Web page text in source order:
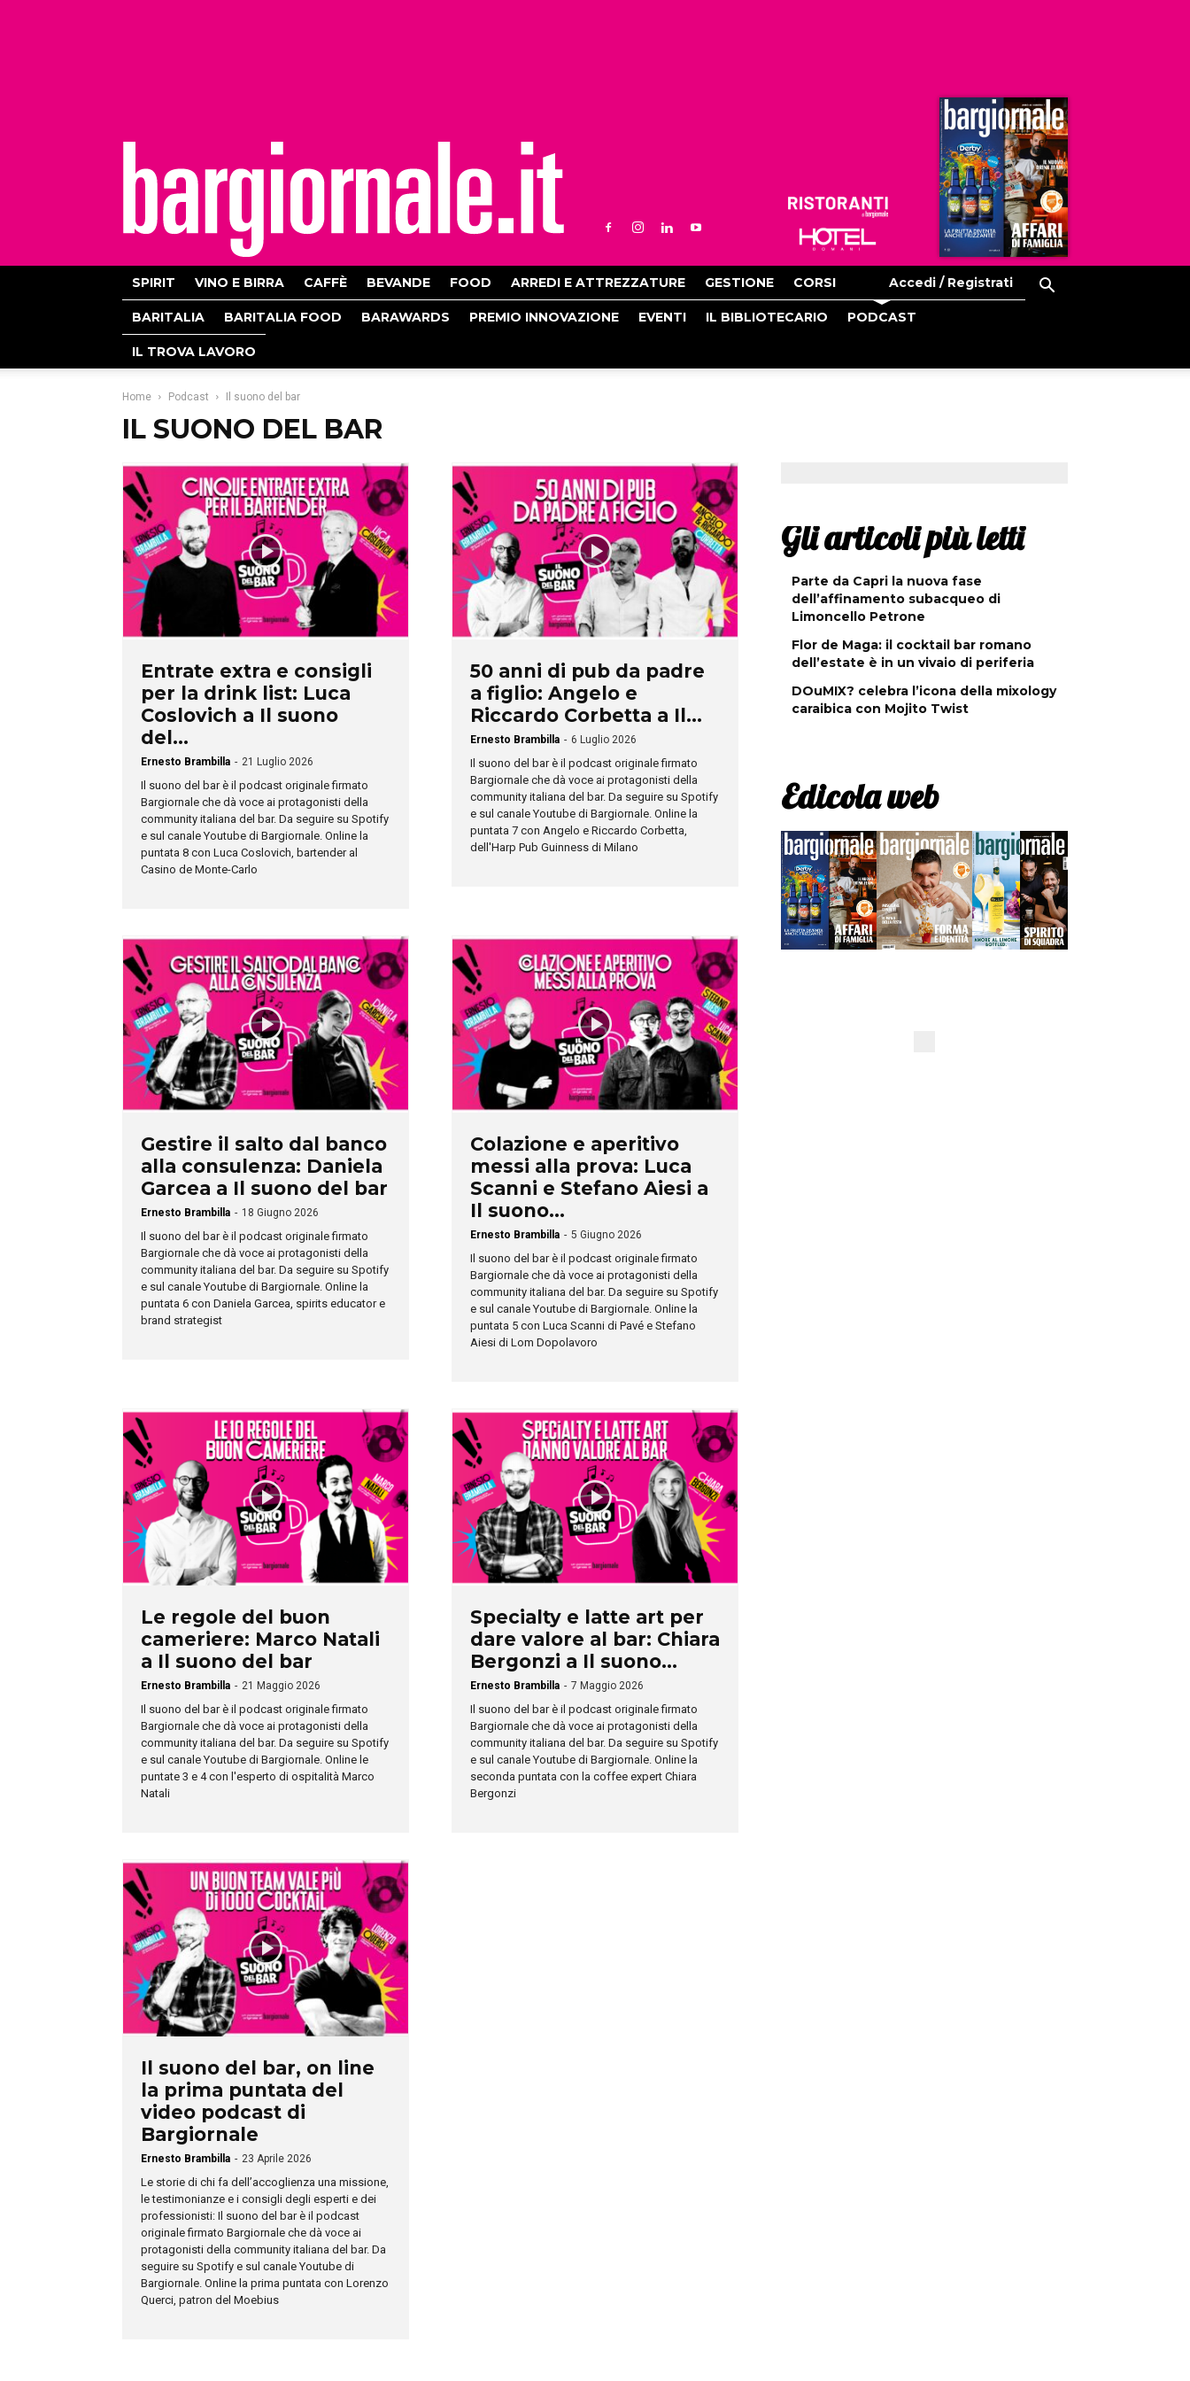
Ristoranti
Hoteldomani
SPIRIT VINO E BIRRA CAFFÈ BEVANDE FOOD ARREDI E ATTREZZATURE GESTIONE CORSI Accedi / Registrati
BARITALIA BARITALIA FOOD BARAWARDS PREMIO INNOVAZIONE EVENTI IL BIBLIOTECARIO PODCAST
IL TROVA LAVORO
Home Podcast Il suono del bar
IL SUONO DEL BAR
Entrate extra e consigli
per la drink list: Luca
Coslovich a Il suono
del...
Ernesto Brambilla - 21 Luglio 2026
Il suono del bar è il podcast originale firmato
Bargiornale che dà voce ai protagonisti della
community italiana del bar. Da seguire su Spotify
e sul canale Youtube di Bargiornale. Online la
puntata 8 con Luca Coslovich, bartender al
Casino de Monte-Carlo
50 anni di pub da padre
a figlio: Angelo e
Riccardo Corbetta a Il...
Ernesto Brambilla - 6 Luglio 2026
Il suono del bar è il podcast originale firmato
Bargiornale che dà voce ai protagonisti della
community italiana del bar. Da seguire su Spotify
e sul canale Youtube di Bargiornale. Online la
puntata 7 con Angelo e Riccardo Corbetta,
dell'Harp Pub Guinness di Milano
Gestire il salto dal banco
alla consulenza: Daniela
Garcea a Il suono del bar
Ernesto Brambilla - 18 Giugno 2026
Il suono del bar è il podcast originale firmato
Bargiornale che dà voce ai protagonisti della
community italiana del bar. Da seguire su Spotify
e sul canale Youtube di Bargiornale. Online la
puntata 6 con Daniela Garcea, spirits educator e
brand strategist
Colazione e aperitivo
messi alla prova: Luca
Scanni e Stefano Aiesi a
Il suono...
Ernesto Brambilla - 5 Giugno 2026
Il suono del bar è il podcast originale firmato
Bargiornale che dà voce ai protagonisti della
community italiana del bar. Da seguire su Spotify
e sul canale Youtube di Bargiornale. Online la
puntata 5 con Luca Scanni di Pavé e Stefano
Aiesi di Lom Dopolavoro
Le regole del buon
cameriere: Marco Natali
a Il suono del bar
Ernesto Brambilla - 21 Maggio 2026
Il suono del bar è il podcast originale firmato
Bargiornale che dà voce ai protagonisti della
community italiana del bar. Da seguire su Spotify
e sul canale Youtube di Bargiornale. Online le
puntate 3 e 4 con l'esperto di ospitalità Marco
Natali
Specialty e latte art per
dare valore al bar: Chiara
Bergonzi a Il suono...
Ernesto Brambilla - 7 Maggio 2026
Il suono del bar è il podcast originale firmato
Bargiornale che dà voce ai protagonisti della
community italiana del bar. Da seguire su Spotify
e sul canale Youtube di Bargiornale. Online la
seconda puntata con la coffee expert Chiara
Bergonzi
Il suono del bar, on line
la prima puntata del
video podcast di
Bargiornale
Ernesto Brambilla - 23 Aprile 2026
Le storie di chi fa dell’accoglienza una missione,
le testimonianze e i consigli degli esperti e dei
professionisti: Il suono del bar è il podcast
originale firmato Bargiornale che dà voce ai
protagonisti della community italiana del bar. Da
seguire su Spotify e sul canale Youtube di
Bargiornale. Online la prima puntata con Lorenzo
Querci, patron del Moebius
Gli articoli più letti
Parte da Capri la nuova fase
dell’affinamento subacqueo di
Limoncello Petrone
Flor de Maga: il cocktail bar romano
dell’estate è in un vivaio di periferia
DOuMIX? celebra l’icona della mixology
caraibica con Mojito Twist
Edicola web